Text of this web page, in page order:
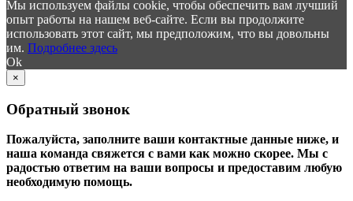
Мы используем файлы cookie, чтобы обеспечить вам лучший
опыт работы на нашем веб-сайте. Если вы продолжите
использовать этот сайт, мы предположим, что вы довольны
им. Подробнее здесь
Ok
×
Обратный звонок
Пожалуйста, заполните ваши контактные данные ниже, и
наша команда свяжется с вами как можно скорее. Мы с
радостью ответим на ваши вопросы и предоставим любую
необходимую помощь.